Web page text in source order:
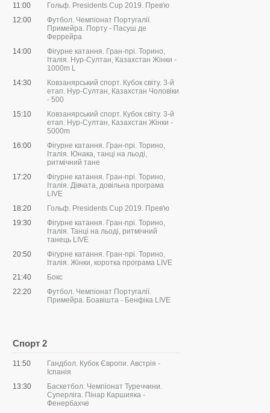
11:00
Гольф. Presidents Cup 2019. Прев'ю
12:00
Футбол. Чемпіонат Португалії.
Примейра. Порту - Пасуш де
Феррейра
14:00
Фігурне катання. Гран-прі. Торино,
Італія. Нур-Султан, Казахстан Жінки -
1000m L
14:30
Ковзанярський спорт. Кубок світу. 3-й
етап. Нур-Султан, Казахстан Чоловіки
- 500
15:10
Ковзанярський спорт. Кубок світу. 3-й
етап. Нур-Султан, Казахстан Жінки -
5000m
16:00
Фігурне катання. Гран-прі. Торино,
Італія. Юнака, танці на льоді,
ритмічний тане
17:20
Фігурне катання. Гран-прі. Торино,
Італія. Дівчата, довільна програма
LIVE
18:20
Гольф. Presidents Cup 2019. Прев'ю
19:30
Фігурне катання. Гран-прі. Торино,
Італія. Танці на льоді, ритмічний
танець LIVE
20:50
Фігурне катання. Гран-прі. Торино,
Італія. Жінки, коротка програма LIVE
21:40
Бокс
22:20
Футбол. Чемпіонат Португалії.
Примейра. Боавішта - Бенфіка LIVE
Спорт 2
11:50
Гандбол. Кубок Європи. Австрія -
Іспанія
13:30
Баскетбол. Чемпіонат Туреччини.
Суперліга. Пінар Каршияка -
Фенербахче